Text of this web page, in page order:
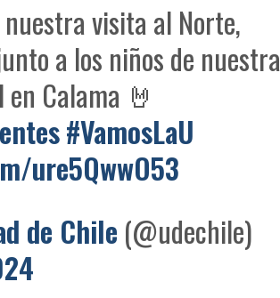
visita al Norte,
a los niños de nuestra
Calama 🤘
#VamosLaU
ure5QwwO53
de Chile (@udechile)